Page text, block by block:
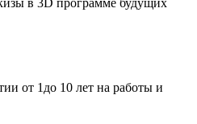
от 1до 10 лет на работы и